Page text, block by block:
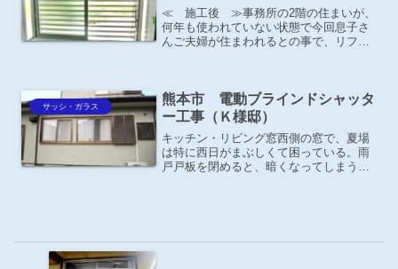
≪ 施工後 ≫事務所の2階の住まいが、
何年も使われていない状態で今回息子さ
んご夫婦が住まわれるとの事で、リフォ
し、台風対策にミラレス...
サッシ・ガラス
熊本市 電動ブラインドシャッタ
ー工事（Ｋ様邸）
キッチン・リビング窓西側の窓で、夏場
は特に西日がまぶしくて困っている。雨
戸戸板を閉めると、暗くなってしまうの